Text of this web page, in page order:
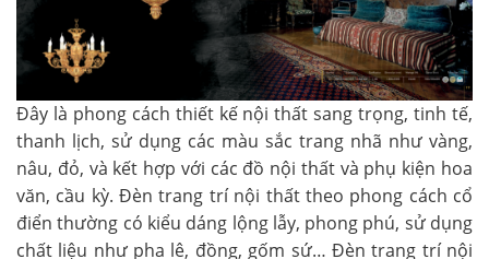
Đây là phong cách thiết kế nội thất sang trọng, tinh tế,
thanh lịch, sử dụng các màu sắc trang nhã như vàng,
nâu, đỏ, và kết hợp với các đồ nội thất và phụ kiện hoa
văn, cầu kỳ. Đèn trang trí nội thất theo phong cách cổ
điển thường có kiểu dáng lộng lẫy, phong phú, sử dụng
chất liệu như pha lê, đồng, gốm sứ… Đèn trang trí nội